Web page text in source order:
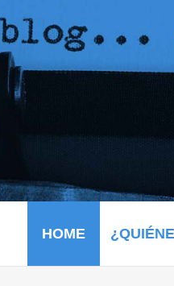
HOME